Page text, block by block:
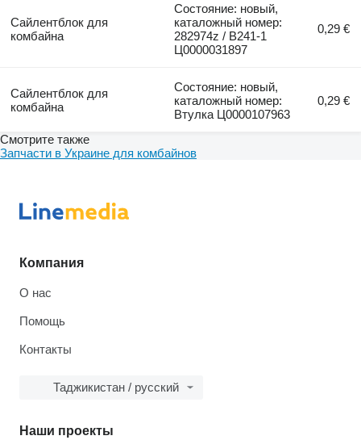
Сайлентблок для
комбайна
Состояние: новый,
каталожный номер:
282974z / B241-1
Ц0000031897
0,29 €
Сайлентблок для
комбайна
Состояние: новый,
каталожный номер:
Втулка Ц0000107963
0,29 €
Смотрите также
Запчасти в Украине для комбайнов
Компания
О нас
Помощь
Контакты
Таджикистан / русский
Наши проекты